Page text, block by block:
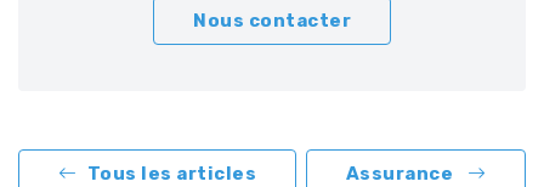
Nous contacter
Tous les articles Assurance